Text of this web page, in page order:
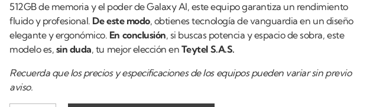
512GB de memoria y el poder de Galaxy AI, este equipo garantiza un rendimiento
fluido y profesional. De este modo, obtienes tecnología de vanguardia en un diseño
elegante y ergonómico. En conclusión, si buscas potencia y espacio de sobra, este
modelo es, sin duda, tu mejor elección en Teytel S.A.S.
Recuerda que los precios y especificaciones de los equipos pueden variar sin previo
aviso.